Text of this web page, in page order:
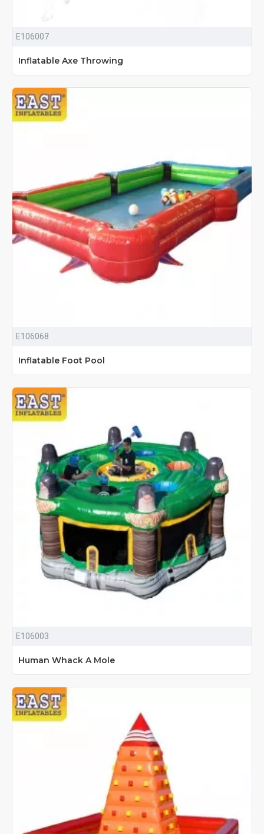
E106007
Inflatable Axe Throwing
E106068
Inflatable Foot Pool
E106003
Human Whack A Mole